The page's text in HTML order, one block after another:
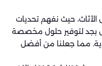
حيث نفهم تحديات
بجد لتوفير حلول مخصصة
مما جعلنا من أفضل